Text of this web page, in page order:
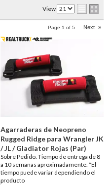
View
Page 1 of 5 Next »
Agarraderas de Neopreno
Rugged Ridge para Wrangler JK
/ JL / Gladiator Rojas (Par)
Sobre Pedido. Tiempo de entrega de 8
a 10 semanas aproximadamente. *El
tiempo puede variar dependiendo el
producto